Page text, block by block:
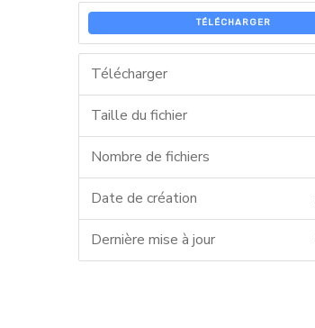
TÉLÉCHARGER
Télécharger
Taille du fichier
Nombre de fichiers
Date de création
Dernière mise à jour